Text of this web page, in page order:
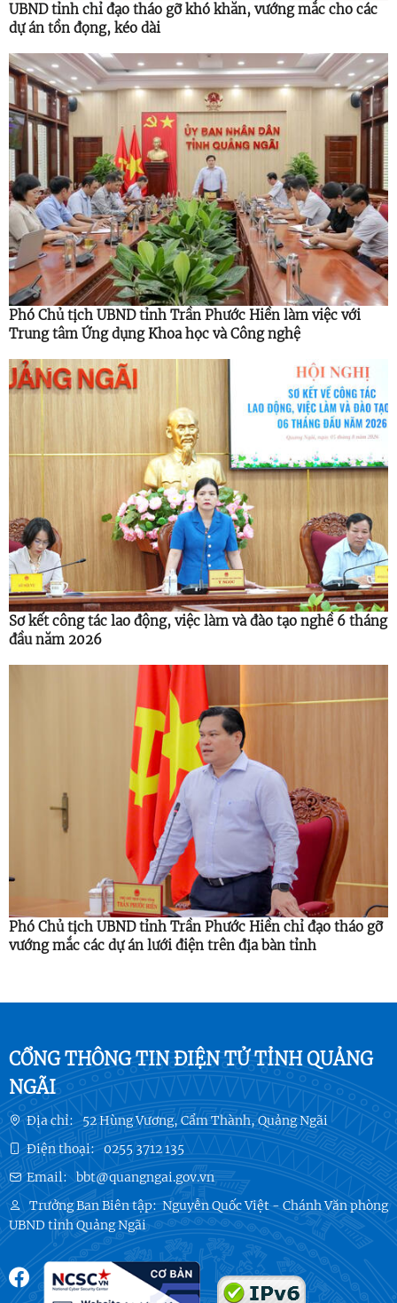
UBND tỉnh chỉ đạo tháo gỡ khó khăn, vướng mắc cho các
dự án tồn đọng, kéo dài
Phó Chủ tịch UBND tỉnh Trần Phước Hiền làm việc với
Trung tâm Ứng dụng Khoa học và Công nghệ
Sơ kết công tác lao động, việc làm và đào tạo nghề 6 tháng
đầu năm 2026
Phó Chủ tịch UBND tỉnh Trần Phước Hiền chỉ đạo tháo gỡ
vướng mắc các dự án lưới điện trên địa bàn tỉnh
CỔNG THÔNG TIN ĐIỆN TỬ TỈNH QUẢNG
NGÃI
Địa chỉ: 52 Hùng Vương, Cẩm Thành, Quảng Ngãi
Điện thoại: 0255 3712 135
Email: bbt@quangngai.gov.vn
Trưởng Ban Biên tập:Nguyễn Quốc Việt - Chánh Văn phòng
UBND tỉnh Quảng Ngãi